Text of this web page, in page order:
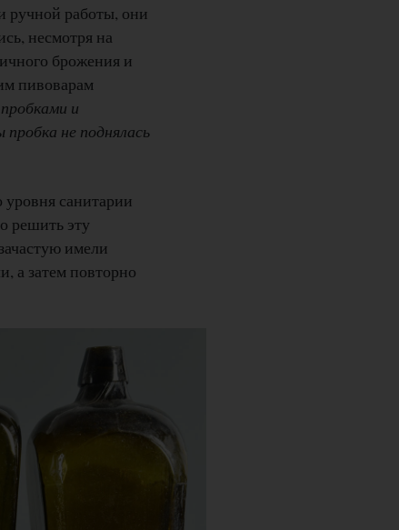
ручной работы, они
несмотря на
брожения и
пивоварам
и
не поднялась
санитарии
решить эту
имели
а затем повторно